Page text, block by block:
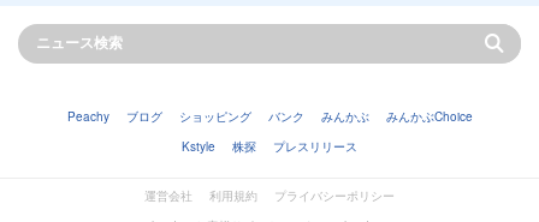
Peachy ブログ ショッピング バンク みんかぶ
みんかぶChoice
Kstyle
株探 プレスリリース
運営会社 利用規約
プライバシーポリシー